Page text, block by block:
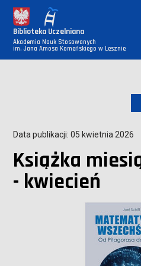
Biblioteka Uczelniana
Akademia Nauk Stosowanych
im. Jana Amosa Komeńskiego w Lesznie
Data publikacji: 05 kwietnia 2026
Książka
- kwiecień